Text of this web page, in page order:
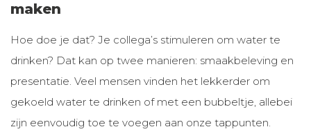
maken
Hoe doe je dat? Je collega’s stimuleren om water te
drinken? Dat kan op twee manieren: smaakbeleving en
presentatie. Veel mensen vinden het lekkerder om
gekoeld water te drinken of met een bubbeltje, allebei
zijn eenvoudig toe te voegen aan onze tappunten.